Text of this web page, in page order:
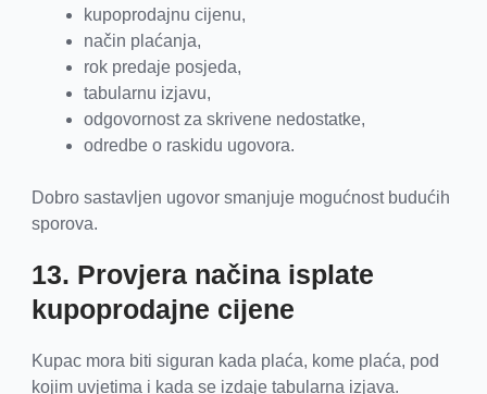
kupoprodajnu cijenu,
način plaćanja,
rok predaje posjeda,
tabularnu izjavu,
odgovornost za skrivene nedostatke,
odredbe o raskidu ugovora.
Dobro sastavljen ugovor smanjuje mogućnost budućih
sporova.
13. Provjera načina isplate
kupoprodajne cijene
Kupac mora biti siguran kada plaća, kome plaća, pod
kojim uvjetima i kada se izdaje tabularna izjava.